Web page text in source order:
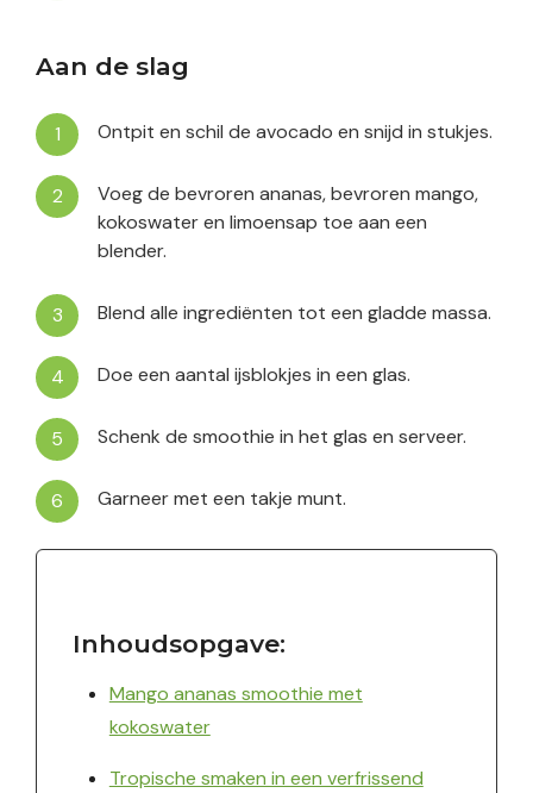
Aan de slag
Ontpit en schil de avocado en snijd in stukjes.
Voeg de bevroren ananas, bevroren mango,
kokoswater en limoensap toe aan een
blender.
Blend alle ingrediënten tot een gladde massa.
Doe een aantal ijsblokjes in een glas.
Schenk de smoothie in het glas en serveer.
Garneer met een takje munt.
Inhoudsopgave:
Mango ananas smoothie met
kokoswater
Tropische smaken in een verfrissend